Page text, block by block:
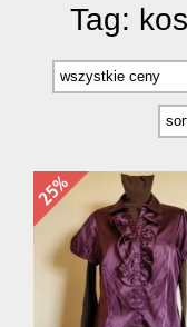
Tag: